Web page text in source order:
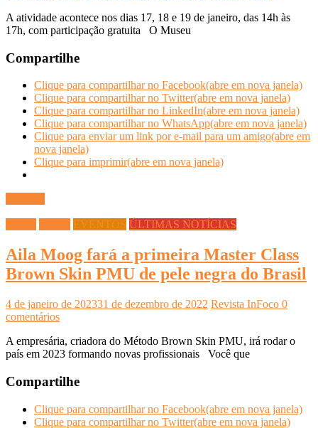
A atividade acontece nos dias 17, 18 e 19 de janeiro, das 14h às
17h, com participação gratuita O Museu
Compartilhe
Clique para compartilhar no Facebook(abre em nova janela)
Clique para compartilhar no Twitter(abre em nova janela)
Clique para compartilhar no LinkedIn(abre em nova janela)
Clique para compartilhar no WhatsApp(abre em nova janela)
Clique para enviar um link por e-mail para um amigo(abre em
nova janela)
Clique para imprimir(abre em nova janela)
EVENTOS ÚLTIMAS NOTÍCIAS
Aila Moog fará a primeira Master Class
Brown Skin PMU de pele negra do Brasil
4 de janeiro de 202331 de dezembro de 2022 Revista InFoco 0
comentários
A empresária, criadora do Método Brown Skin PMU, irá rodar o
país em 2023 formando novas profissionais Você que
Compartilhe
Clique para compartilhar no Facebook(abre em nova janela)
Clique para compartilhar no Twitter(abre em nova janela)